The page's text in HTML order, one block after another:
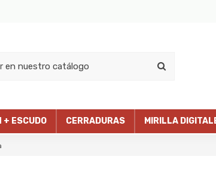
+ ESCUDO CERRADURAS MIRILLA